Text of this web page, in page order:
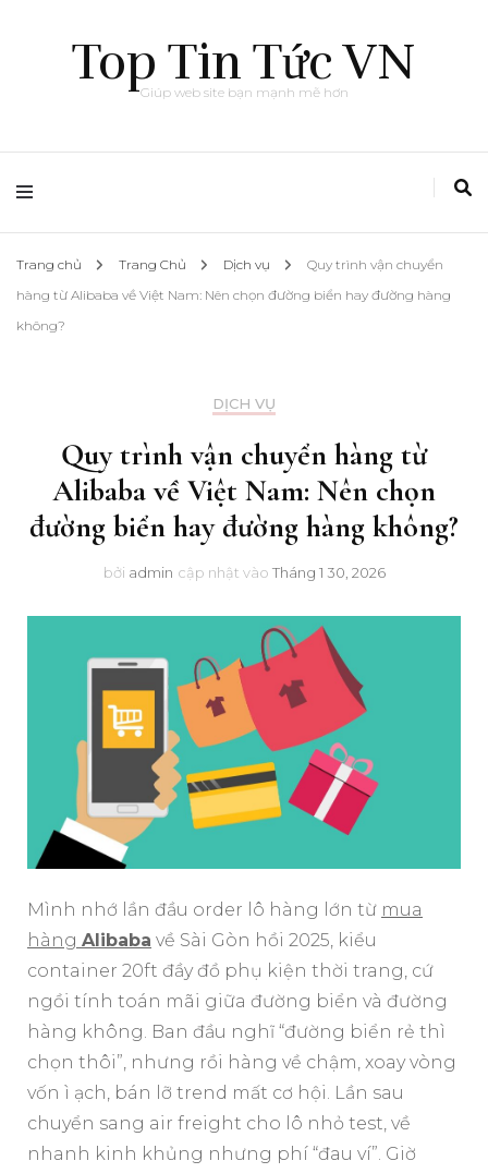
Top Tin Tức VN
Giúp web site bạn mạnh mẽ hơn
Trang chủ Trang Chủ Dịch vụ
Quy trình vận chuyển
hàng từ Alibaba về Việt Nam: Nên chọn đường biển hay đường hàng
không?
DỊCH VỤ
Quy trình vận chuyển hàng từ
Alibaba về Việt Nam: Nên chọn
đường biển hay đường hàng không?
bởi admin cập nhật vào Tháng 1 30, 2026
Mình nhớ lần đầu order lô hàng lớn từ mua
hàng Alibaba về Sài Gòn hồi 2025, kiểu
container 20ft đầy đồ phụ kiện thời trang, cứ
ngồi tính toán mãi giữa đường biển và đường
hàng không. Ban đầu nghĩ “đường biển rẻ thì
chọn thôi”, nhưng rồi hàng về chậm, xoay vòng
vốn ì ạch, bán lỡ trend mất cơ hội. Lần sau
chuyển sang air freight cho lô nhỏ test, về
nhanh kinh khủng nhưng phí “đau ví”. Giờ